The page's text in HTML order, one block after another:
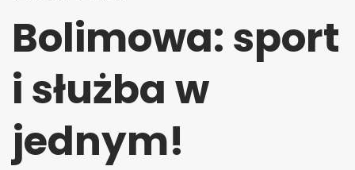
Bolimowa: sport
i służba w
jednym!